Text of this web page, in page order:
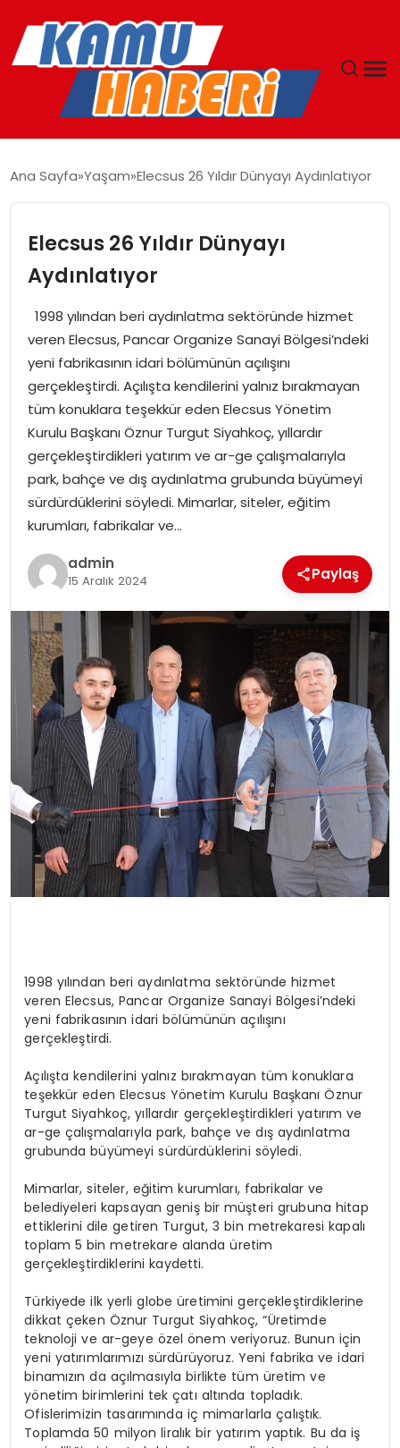
YAŞAM
GÜNCEL
EKONOMI
SPOR
TEKNOLOJI
EĞITIM
GENEL
Ana Sayfa Yaşam Elecsus 26 Yıldır Dünyayı Aydınlatıyor
Elecsus 26 Yıldır Dünyayı
Aydınlatıyor
1998 yılından beri aydınlatma sektöründe hizmet
veren Elecsus, Pancar Organize Sanayi Bölgesi’ndeki
yeni fabrikasının idari bölümünün açılışını
gerçekleştirdi. Açılışta kendilerini yalnız bırakmayan
tüm konuklara teşekkür eden Elecsus Yönetim
Kurulu Başkanı Öznur Turgut Siyahkoç, yıllardır
gerçekleştirdikleri yatırım ve ar-ge çalışmalarıyla
park, bahçe ve dış aydınlatma grubunda büyümeyi
sürdürdüklerini söyledi. Mimarlar, siteler, eğitim
kurumları, fabrikalar ve…
admin
15 Aralık 2024 Paylaş
1998 yılından beri aydınlatma sektöründe hizmet
veren Elecsus, Pancar Organize Sanayi Bölgesi’ndeki
yeni fabrikasının idari bölümünün açılışını
gerçekleştirdi.
Açılışta kendilerini yalnız bırakmayan tüm konuklara
teşekkür eden Elecsus Yönetim Kurulu Başkanı Öznur
Turgut Siyahkoç, yıllardır gerçekleştirdikleri yatırım ve
ar-ge çalışmalarıyla park, bahçe ve dış aydınlatma
grubunda büyümeyi sürdürdüklerini söyledi.
Mimarlar, siteler, eğitim kurumları, fabrikalar ve
belediyeleri kapsayan geniş bir müşteri grubuna hitap
ettiklerini dile getiren Turgut, 3 bin metrekaresi kapalı
toplam 5 bin metrekare alanda üretim
gerçekleştirdiklerini kaydetti.
Türkiyede ilk yerli globe üretimini gerçekleştirdiklerine
dikkat çeken Öznur Turgut Siyahkoç, “Üretimde
teknoloji ve ar-geye özel önem veriyoruz. Bunun için
yeni yatırımlarımızı sürdürüyoruz. Yeni fabrika ve idari
binamızın da açılmasıyla birlikte tüm üretim ve
yönetim birimlerini tek çatı altında topladık.
Ofislerimizin tasarımında iç mimarlarla çalıştık.
Toplamda 50 milyon liralık bir yatırım yaptık. Bu da iş